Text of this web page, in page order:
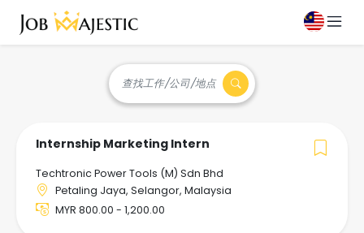
查找工作/公司/地点
Internship Marketing Intern
Techtronic Power Tools (M) Sdn Bhd
Petaling Jaya, Selangor, Malaysia
MYR 800.00 - 1,200.00